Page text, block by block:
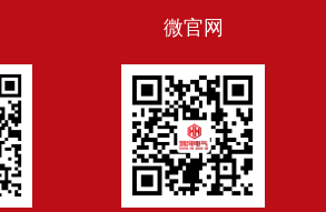
微官网